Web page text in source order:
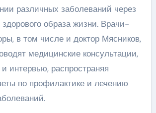
различных заболеваний через
образа жизни. Врачи-
в том числе и доктор Мясников,
медицинские консультации,
интервью, распространяя
по профилактике и лечению